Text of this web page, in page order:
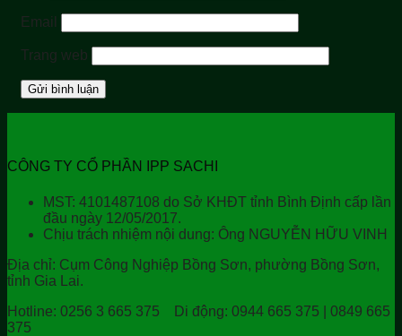
Email
Trang web
CÔNG TY CỔ PHẦN IPP SACHI
MST: 4101487108 do Sở KHĐT tỉnh Bình Định cấp lần
đầu ngày 12/05/2017.
Chịu trách nhiệm nội dung: Ông NGUYỄN HỮU VINH
Địa chỉ: Cụm Công Nghiệp Bồng Sơn, phường Bồng Sơn,
tỉnh Gia Lai.
Hotline: 0256 3 665 375 Di động: 0944 665 375 | 0849 665
375